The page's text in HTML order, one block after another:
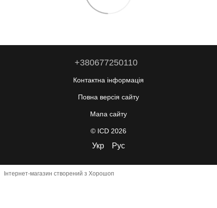
+380677250110
Контактна інформація
Повна версія сайту
Мапа сайту
© ICD 2026
Укр Рус
Інтернет-магазин створений з Хорошоп